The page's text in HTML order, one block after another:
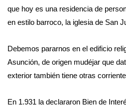
que hoy es una residencia de
en estilo barroco, la iglesia de San
Debemos pararnos en el edificio
Asunción, de origen mudéjar que
exterior también tiene otras
En 1.931 la declararon Bien de